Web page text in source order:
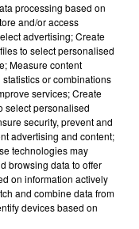
se "moquer" des
britannique,
Ce dernier est
dans la rapide
: Boris
sociale
vos propres
!
processing based on
and/or access
advertising; Create
to select personalised
Measure content
or combinations
services; Create
select personalised
security, prevent and
advertising and content;
technologies may
browsing data to offer
on information actively
and combine data from
devices based on